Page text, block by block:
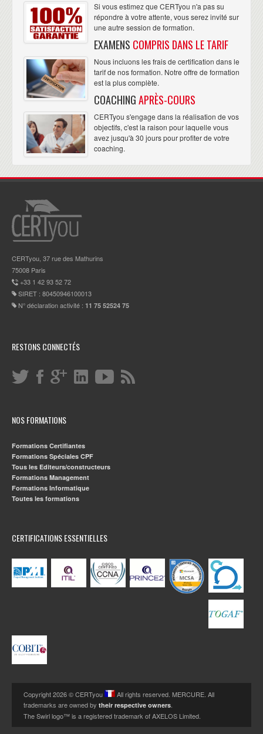
Si vous estimez que CERTyou n'a pas su
répondre à votre attente, vous serez invité sur
une autre session de formation.
EXAMENS COMPRIS DANS LE TARIF
Nous incluons les frais de certification dans le
tarif de nos formation. Notre offre de formation
est la plus complète.
COACHINGAPRÈS-COURS
CERTyou s'engage dans la réalisation de vos
objectifs, c'est la raison pour laquelle vous
avez jusqu'à 30 jours pour profiter de votre
coaching.
CERTyou, 37 rue des Mathurins
75008 Paris
+33 1 42 93 52 72
SIRET : 80450946100013
N° déclaration activité : 11 75 52524 75
RESTONS CONNECTÉS
NOS FORMATIONS
Formations Certifiantes
Formations Spéciales CPF
Tous les Editeurs/constructeurs
Formations Management
Formations Informatique
Toutes les formations
CERTIFICATIONS ESSENTIELLES
Copyright 2026 © CERTyou
All rights reserved. MERCURE. All
trademarks are owned by their respective owners.
The Swirl logo™ is a registered trademark of AXELOS Limited.